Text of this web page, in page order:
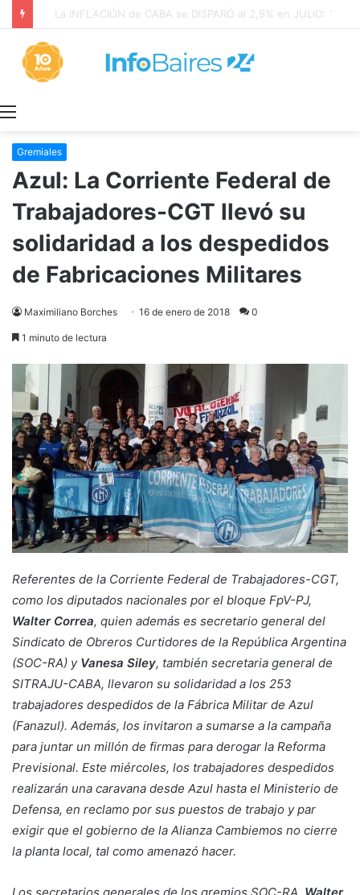
La INFLACIÓN de CABA se DISPARÓ al 2,9% en JULIO: 19,4% en 2026
Gremiales
Azul: La Corriente Federal de
Trabajadores-CGT llevó su
solidaridad a los despedidos
de Fabricaciones Militares
Maximiliano Borches 16 de enero de 2018 0
1 minuto de lectura
Referentes de la Corriente Federal de Trabajadores-CGT,
como los diputados nacionales por el bloque FpV-PJ,
Walter Correa, quien además es secretario general del
Sindicato de Obreros Curtidores de la República Argentina
(SOC-RA) y Vanesa Siley, también secretaria general de
SITRAJU-CABA, llevaron su solidaridad a los 253
trabajadores despedidos de la Fábrica Militar de Azul
(Fanazul). Además, los invitaron a sumarse a la campaña
para juntar un millón de firmas para derogar la Reforma
Previsional. Este miércoles, los trabajadores despedidos
realizarán una caravana desde Azul hasta el Ministerio de
Defensa, en reclamo por sus puestos de trabajo y par
exigir que el gobierno de la Alianza Cambiemos no cierre
la planta local, tal como amenazó hacer.